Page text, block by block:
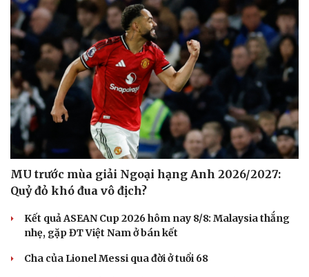
Cải chính
MU trước mùa giải Ngoại hạng Anh 2026/2027:
Quỷ đỏ khó đua vô địch?
Kết quả ASEAN Cup 2026 hôm nay 8/8: Malaysia thắng
nhẹ, gặp ĐT Việt Nam ở bán kết
Cha của Lionel Messi qua đời ở tuổi 68